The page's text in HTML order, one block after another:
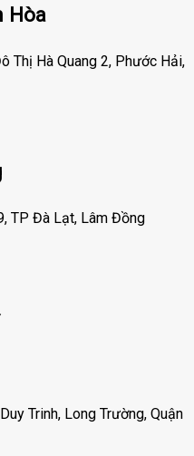
Hòa
Thị Hà Quang 2, Phước Hải,
TP Đà Lạt, Lâm Đồng
Trinh, Long Trường, Quận